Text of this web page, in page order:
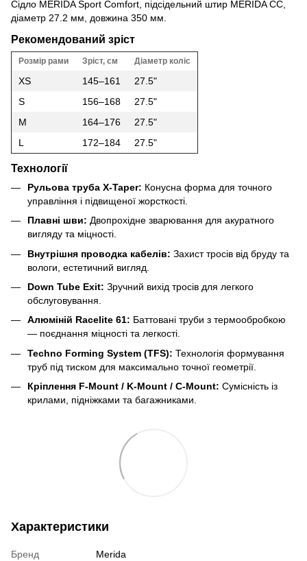
Сідло MERIDA Sport Comfort, підсідельний штир MERIDA CC,
діаметр 27.2 мм, довжина 350 мм.
Рекомендований зріст
Розмір рами Зріст, см Діаметр коліс
XS 145–161
27.5"
S
156–168
27.5"
M
164–176
27.5"
L
172–184 27.5"
Технології
Рульова труба X-Taper: Конусна форма для точного
управління і підвищеної жорсткості.
Плавні шви: Двопрохідне зварювання для акуратного
вигляду та міцності.
Внутрішня проводка кабелів: Захист тросів від бруду та
вологи, естетичний вигляд.
Down Tube Exit: Зручний вихід тросів для легкого
обслуговування.
Алюміній Racelite 61: Баттовані труби з термообробкою
— поєднання міцності та легкості.
Techno Forming System (TFS): Технологія формування
труб під тиском для максимально точної геометрії
Кріплення F-Mount / K-Mount / C-Mount: Сумісність із
крилами, підніжками та багажниками.
Характеристики
Бренд
Merida